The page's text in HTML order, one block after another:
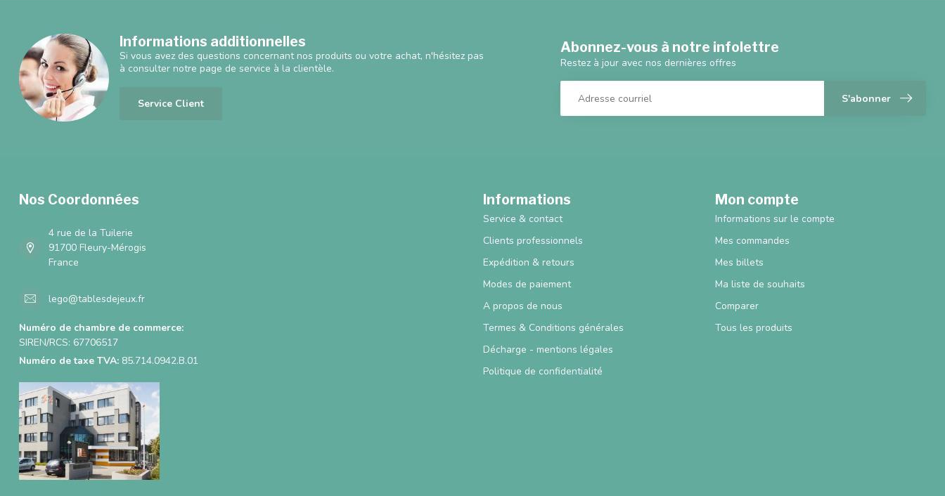
Informations additionnelles
Si vous avez des questions concernant nos produits ou votre achat, n'hésitez pas
à consulter notre page de service à la clientèle.
Service Client
Abonnez-vous à notre infolettre
Restez à jour avec nos dernières offres
S'abonner
Nos Coordonnées
4 rue de la Tuilerie
91700 Fleury-Mérogis
France
lego@tablesdejeux.fr
Numéro de chambre de commerce:
SIREN/RCS: 67706517
Numéro de taxe TVA: 85.714.0942.B.01
Informations
Service & contact
Clients professionnels
Expédition & retours
Modes de paiement
A propos de nous
Termes & Conditions générales
Décharge - mentions légales
Politique de confidentialité
Mon compte
Informations sur le compte
Mes commandes
Mes billets
Ma liste de souhaits
Comparer
Tous les produits